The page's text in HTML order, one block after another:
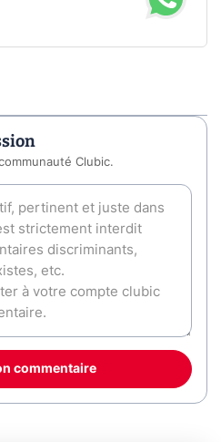
Clubic.
commentaire